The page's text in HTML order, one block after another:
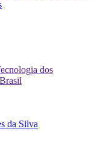
dos
da Silva